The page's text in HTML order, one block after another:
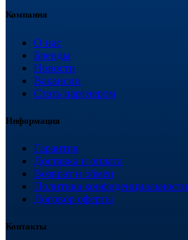
Компания
О нас
Бренды
Новости
Вакансии
Стать партнером
Информация
Гарантия
Доставка и оплата
Возврат и обмен
Политика конфиденциальности
Договор оферты
Контакты